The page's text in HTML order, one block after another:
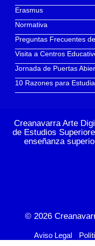
Erasmus
Normativa
Preguntas Frecuentes
Visita a Centros
Jornada de Puertas
10 Razones para
Creanavarra Arte
de Estudios
enseñanza
© 2026
Aviso Legal